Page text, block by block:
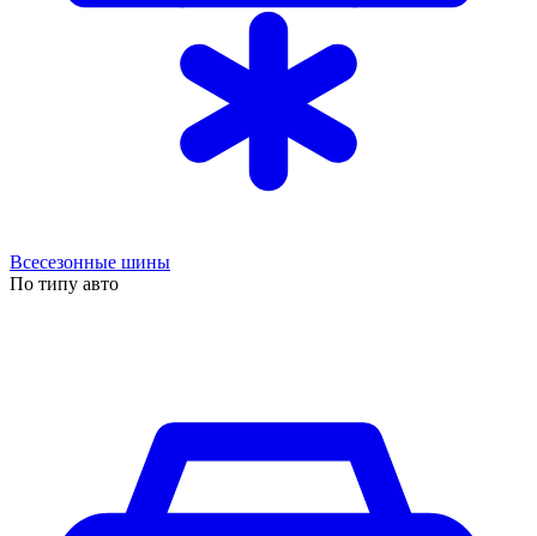
Всесезонные шины
По типу авто